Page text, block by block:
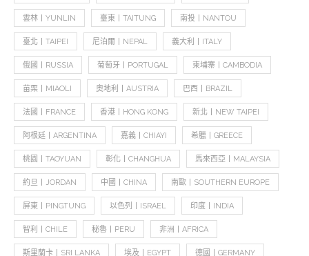
雲林丨YUNLIN 臺東丨TAITUNG 南投丨NANTOU
臺北丨TAIPEI 尼泊爾丨NEPAL 義大利丨ITALY
俄國丨RUSSIA 葡萄牙丨PORTUGAL 柬埔寨丨CAMBODIA
苗栗丨MIAOLI 奧地利丨AUSTRIA 巴西丨BRAZIL
法國丨FRANCE 香港丨HONG KONG 新北丨NEW TAIPEI
阿根廷丨ARGENTINA 嘉義丨CHIAYI 希臘丨GREECE
桃園丨TAOYUAN 彰化丨CHANGHUA 馬來西亞丨MALAYSIA
約旦丨JORDAN 中國丨CHINA 南歐丨SOUTHERN EUROPE
屏東丨PINGTUNG 以色列丨ISRAEL 印度丨INDIA
智利丨CHILE 秘魯丨PERU 非洲丨AFRICA
斯里蘭卡丨SRI LANKA 埃及丨EGYPT 德國丨GERMANY